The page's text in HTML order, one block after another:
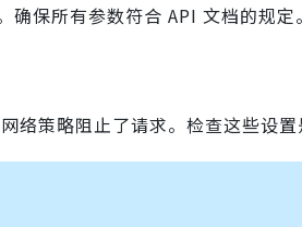
保所有参数符合 API 文档的规定。
策略阻止了请求。检查这些设置